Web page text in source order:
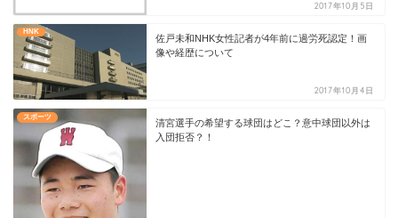
2017年10月5日
HNK
佐戸未和NHK女性記者が4年前に過労死認定！画
像や経歴について
2017年10月4日
スポーツ
清宮選手の希望する球団はどこ？意中球団以外は
入団拒否？！